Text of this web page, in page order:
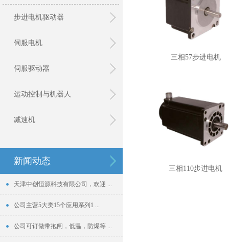
步进电机驱动器
伺服电机
伺服驱动器
运动控制与机器人
减速机
新闻动态
天津中创恒源科技有限公司，欢迎 ...
公司主营5大类15个应用系列1 ...
公司可订做带抱闸，低温，防爆等 ...
三相57步进电机
三相110步进电机